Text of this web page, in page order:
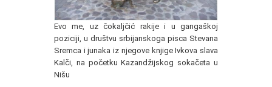
Evo me, uz čokaljčić rakije i u gangaškoj
poziciji, u društvu srbijanskoga pisca Stevana
Sremca i junaka iz njegove knjige Ivkova slava
Kalči, na početku Kazandžijskog sokačeta u
Nišu